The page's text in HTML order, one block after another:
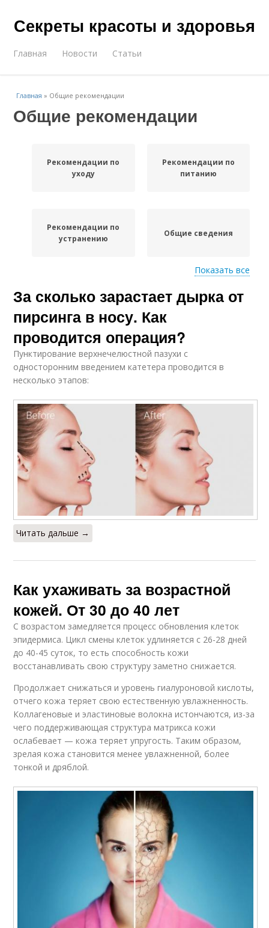
Секреты красоты и здоровья
Главная Новости Статьи
Главная » Общие рекомендации
Общие рекомендации
Рекомендации по
уходу
Рекомендации по
питанию
Рекомендации по
устранению
Общие сведения
Рекомендации к
лечению
Показать все
За сколько зарастает дырка от
пирсинга в носу. Как
проводится операция?
Пунктирование верхнечелюстной пазухи с
односторонним введением катетера проводится в
несколько этапов:
Читать дальше →
Как ухаживать за возрастной
кожей. От 30 до 40 лет
С возрастом замедляется процесс обновления клеток
эпидермиса. Цикл смены клеток удлиняется с 26-28 дней
до 40-45 суток, то есть способность кожи
восстанавливать свою структуру заметно снижается.
Продолжает снижаться и уровень гиалуроновой кислоты,
отчего кожа теряет свою естественную увлажненность.
Коллагеновые и эластиновые волокна истончаются, из-за
чего поддерживающая структура матрикса кожи
ослабевает — кожа теряет упругость. Таким образом,
зрелая кожа становится менее увлажненной, более
тонкой и дряблой.